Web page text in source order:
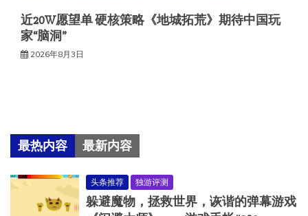
近20W愿望单 硬核策略《地城拓荒》期待中国玩
家“脑洞”
2026年8月3日
最热内容 最新内容
头条推荐 独游评测
躲避魔物，拯救世界，诙谐的弹幕游戏